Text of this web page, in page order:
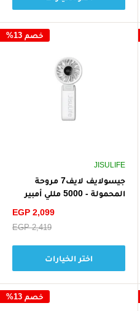
خصم 13%
JISULIFE
جيسولايف لايف7 مروحة
المحمولة - 5000 مللي أمبير
سعر
EGP 2,099
سعر
EGP 2,419
اختر الخيارات
خصم 13%